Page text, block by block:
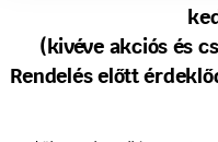
(kivéve akciós és
Rendelés előtt